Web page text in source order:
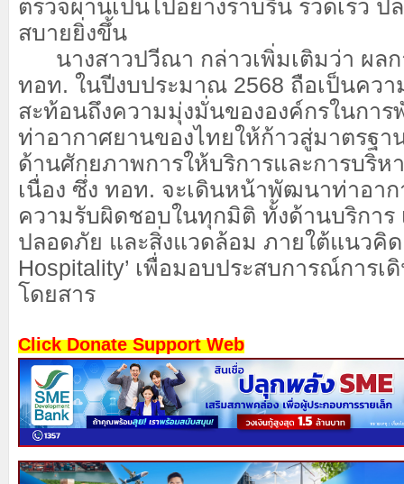
ตรวจผ่านเป็นไปอย่างราบรื่น รวดเร็ว
สบายยิ่งขึ้น
นางสาวปวีณา กล่าวเพิ่มเติมว่า ผลก
ทอท. ในปีงบประมาณ 2568 ถือเป็นควา
สะท้อนถึงความมุ่งมั่นขององค์กรในกา
ท่าอากาศยานของไทยให้ก้าวสู่มาตรฐา
ด้านศักยภาพการให้บริการและการบริห
เนื่อง ซึ่ง ทอท. จะเดินหน้าพัฒนาท่าอา
ความรับผิดชอบในทุกมิติ ทั้งด้านบริการ
ปลอดภัย และสิ่งแวดล้อม ภายใต้แนวคิด
Hospitality’ เพื่อมอบประสบการณ์การ
โดยสาร
Click Donate Support Web